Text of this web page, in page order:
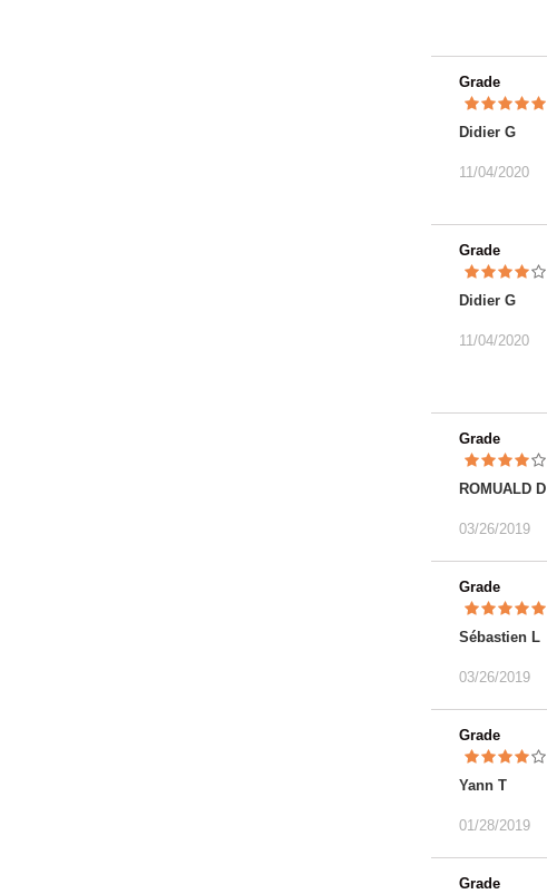
Grade
Didier G
11/04/2020
Grade
Didier G
11/04/2020
Grade
ROMUALD D
03/26/2019
Grade
Sébastien L
03/26/2019
Grade
Yann T
01/28/2019
Grade